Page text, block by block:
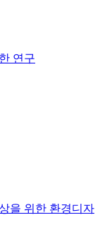
연구
을 위한 환경디자